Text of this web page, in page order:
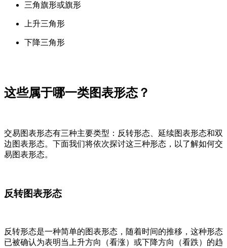
三角旗形或旗形
上升三角形
下降三角形
这些属于哪一类图表形态？
交易图表形态有三种主要类型：反转形态、延续图表形态和双
边图表形态。下面我们将依次探讨这三种形态，以了解如何交
易图表形态。
反转图表形态
反转形态是一种简单的图表形态，随着时间的推移，这种形态
已被确认为表明当上升方向（看涨）或下降方向（看跌）的趋